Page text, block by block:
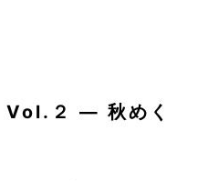
Vol.２ ― 秋めく